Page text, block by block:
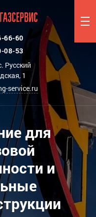
66-60
08-53
Русский
1
service.ru
для
и